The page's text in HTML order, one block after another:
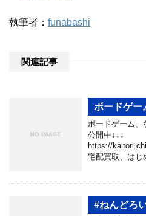
執筆者： funabashi
関連記事
ボードゲー
ボードゲーム、
公開中↓↓↓
https://
宅配買取、はじ
#ねんどろ